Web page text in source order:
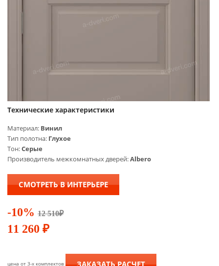
Технические характеристики
Материал: Винил
Тип полотна: Глухое
Тон:Серые
Производитель межкомнатных дверей:Albero
СМОТРЕТЬ В ИНТЕРЬЕРЕ
-10% 12 510₽
11 260 ₽
цена от 3-х комплектов ЗАКАЗАТЬ РАСЧЕТ